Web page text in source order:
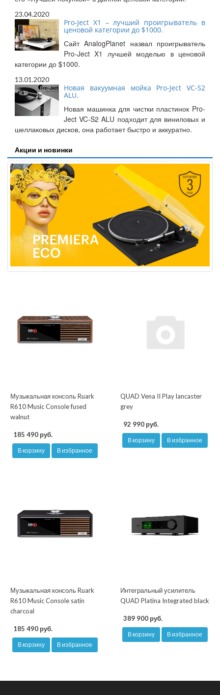
23.04.2020
Pro-Ject X1 – лучший проигрыватель в
ценовой категории до $1000.
Сайт AnalogPlanet назвал проигрыватель
Pro-Ject X1 лучшей моделью в ценовой
категории до $1000.
13.01.2020
Новая вакуумная мойка Pro-Ject VC-S2
ALU.
Новая машинка для чистки пластинок Pro-
Ject VC-S2 ALU подходит для виниловых и
шеллаковых дисков, она работает быстро и аккуратно.
Акции и новинки
Музыкальная консоль Ruark
R610 Music Console fused
walnut
185 490 руб.
В корзину В избранное
QUAD Vena II Play lancaster
grey
92 990 руб.
В корзину В избранное
Музыкальная консоль Ruark
R610 Music Console satin
charcoal
185 490 руб.
В корзину В избранное
Интегральный усилитель
QUAD Platina Integrated black
389 900 руб.
В корзину В избранное